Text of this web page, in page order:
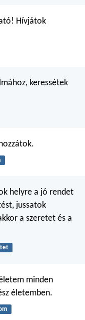
Hívjátok
keressétek
helyre a jó rendet
jussatok
a szeretet és a
minden
életemben.